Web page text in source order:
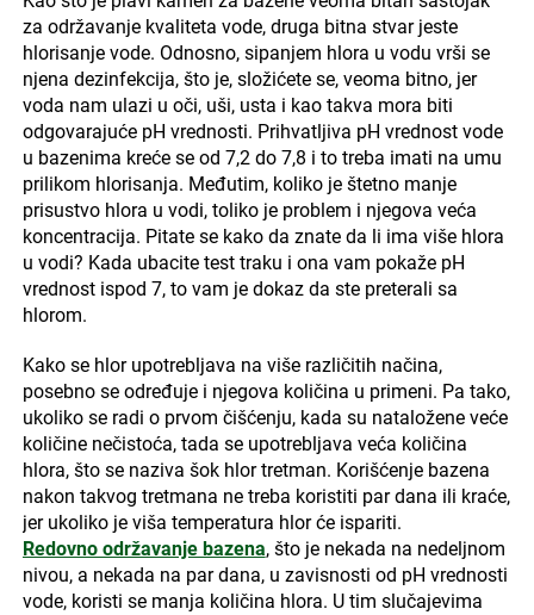
za održavanje kvaliteta vode, druga bitna stvar jeste
hlorisanje vode. Odnosno, sipanjem hlora u vodu vrši se
njena dezinfekcija, što je, složićete se, veoma bitno, jer
voda nam ulazi u oči, uši, usta i kao takva mora biti
odgovarajuće pH vrednosti. Prihvatljiva pH vrednost vode
u bazenima kreće se od 7,2 do 7,8 i to treba imati na umu
prilikom hlorisanja. Međutim, koliko je štetno manje
prisustvo hlora u vodi, toliko je problem i njegova veća
koncentracija. Pitate se kako da znate da li ima više hlora
u vodi? Kada ubacite test traku i ona vam pokaže pH
vrednost ispod 7, to vam je dokaz da ste preterali sa
hlorom.
Kako se hlor upotrebljava na više različitih načina,
posebno se određuje i njegova količina u primeni. Pa tako,
ukoliko se radi o prvom čišćenju, kada su nataložene veće
količine nečistoća, tada se upotrebljava veća količina
hlora, što se naziva šok hlor tretman. Korišćenje bazena
nakon takvog tretmana ne treba koristiti par dana ili kraće,
jer ukoliko je viša temperatura hlor će ispariti.
Redovno održavanje bazena, što je nekada na nedeljnom
nivou, a nekada na par dana, u zavisnosti od pH vrednosti
vode, koristi se manja količina hlora. U tim slučajevima